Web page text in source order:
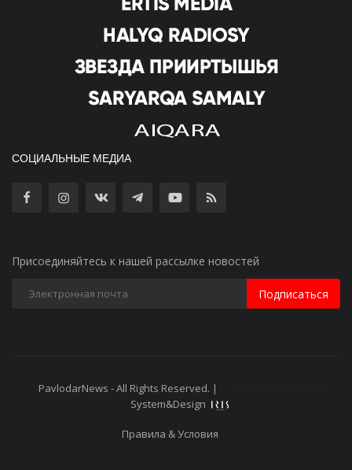
СОЦИАЛЬНЫЕ МЕДИА
Присоединяйтесь к нашей рассылке новостей
Подписаться
PavlodarNews - All Rights Reserved. |
System&Design
Правила & Условия